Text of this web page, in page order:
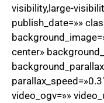
visibility,large-
publish_date=»»
center»
video_ogv=»»